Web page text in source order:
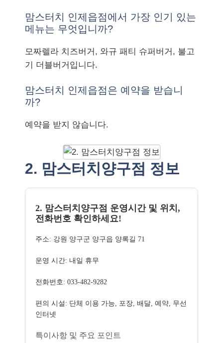
맘스터치 인제읍점에서 가장 인기 있는
메뉴는 무엇입니까?
모짜렐라 치즈버거, 와규 패티 슈퍼버거, 불고
기 더블버거입니다.
맘스터치 인제읍점은 예약을 받습니
까?
예약을 받지 않습니다.
2. 맘스터치양구점 정보
2. 맘스터치양구점 운영시간 및 위치,
전화번호 확인하세요!
주소: 강원 양구군 양구읍 양록길 71
운영 시간: 내일 휴무
전화번호: 033-482-9282
편의 시설: 단체 이용 가능, 포장, 배달, 예약, 무선
인터넷
특이사항 및 주요 포인트